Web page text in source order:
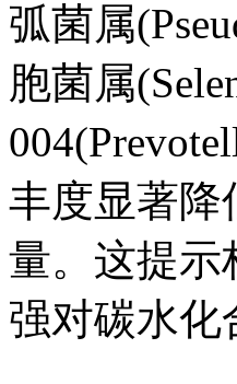
弧菌属
胞菌属
丰度显著降
量。这提示
强对碳水化